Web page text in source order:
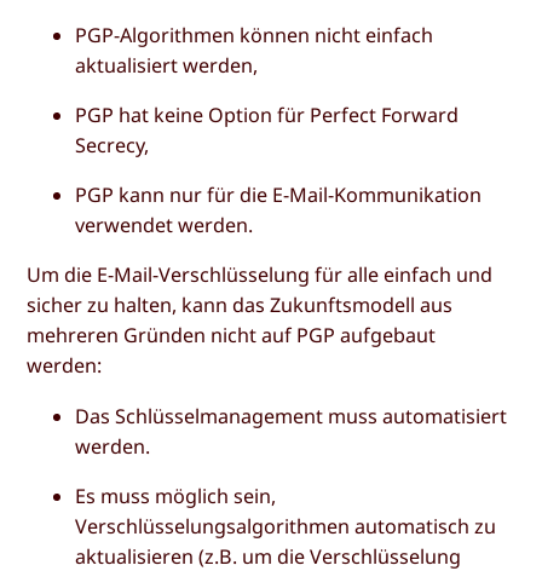
PGP-Algorithmen können nicht einfach
aktualisiert werden,
PGP hat keine Option für Perfect Forward
Secrecy,
PGP kann nur für die E-Mail-Kommunikation
verwendet werden.
Um die E-Mail-Verschlüsselung für alle einfach und
sicher zu halten, kann das Zukunftsmodell aus
mehreren Gründen nicht auf PGP aufgebaut
werden:
Das Schlüsselmanagement muss automatisiert
werden.
Es muss möglich sein,
Verschlüsselungsalgorithmen automatisch zu
aktualisieren (z.B. um die Verschlüsselung